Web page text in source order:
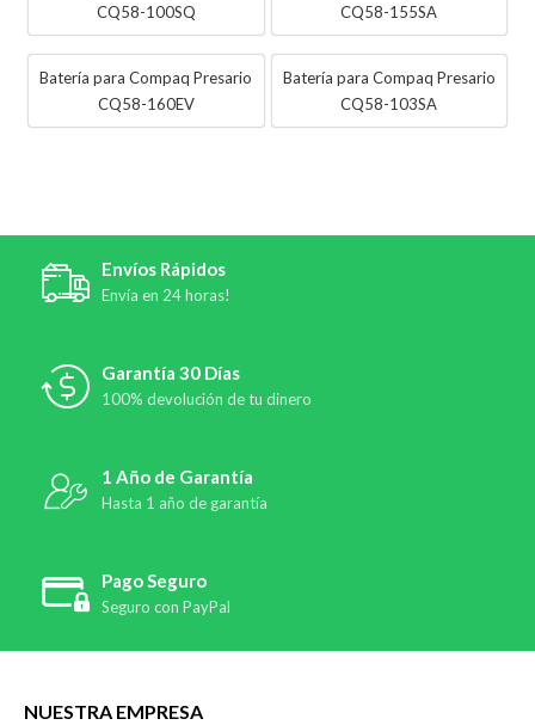
CQ58-100SQ
CQ58-155SA
Batería para Compaq Presario
CQ58-160EV
Batería para Compaq Presario
CQ58-103SA
Envíos Rápidos
Envía en 24 horas!
Garantía 30 Días
100% devolución de tu dinero
1 Año de Garantía
Hasta 1 año de garantía
Pago Seguro
Seguro con PayPal
NUESTRA EMPRESA